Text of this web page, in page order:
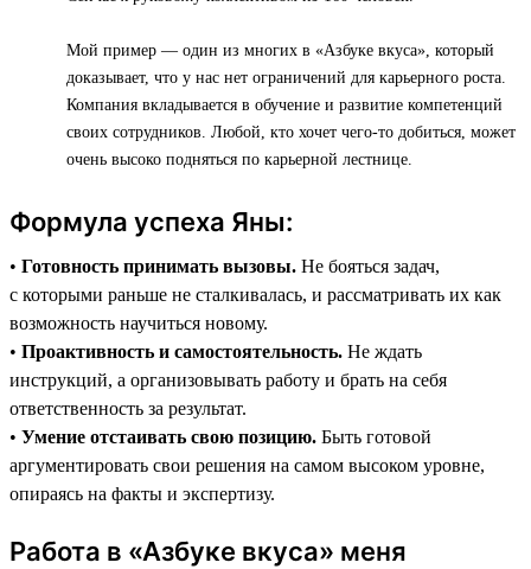
Мой пример — один из многих в «Азбуке вкуса», который
доказывает, что у нас нет ограничений для карьерного роста.
Компания вкладывается в обучение и развитие компетенций
своих сотрудников. Любой, кто хочет чего-то добиться, может
очень высоко подняться по карьерной лестнице.
Формула успеха Яны:
• Готовность принимать вызовы. Не бояться задач,
с которыми раньше не сталкивалась, и рассматривать их как
возможность научиться новому.
• Проактивность и самостоятельность. Не ждать
инструкций, а организовывать работу и брать на себя
ответственность за результат.
• Умение отстаивать свою позицию. Быть готовой
аргументировать свои решения на самом высоком уровне,
опираясь на факты и экспертизу.
Работа в «Азбуке вкуса» меня